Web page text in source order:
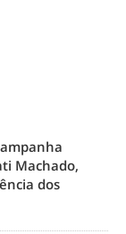
Machado,
dos